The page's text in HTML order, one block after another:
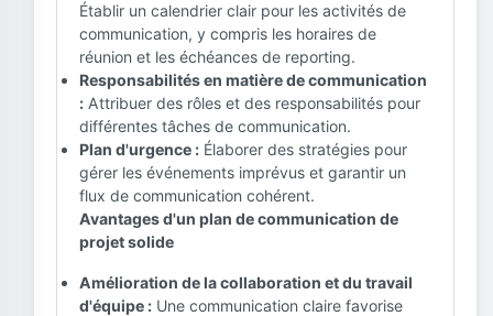
Établir un calendrier clair pour les activités de
communication, y compris les horaires de
réunion et les échéances de reporting.
Responsabilités en matière de communication
: Attribuer des rôles et des responsabilités pour
différentes tâches de communication.
Plan d'urgence : Élaborer des stratégies pour
gérer les événements imprévus et garantir un
flux de communication cohérent.
Avantages d'un plan de communication de
projet solide
Amélioration de la collaboration et du travail
d'équipe : Une communication claire favorise